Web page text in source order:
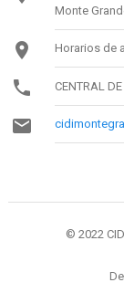
Monte
Horarios de
CENTRAL
© 2022